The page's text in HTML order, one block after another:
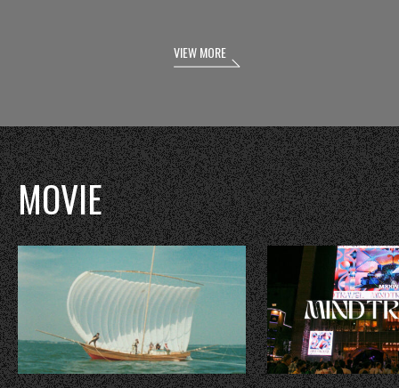
VIEW MORE
MOVIE